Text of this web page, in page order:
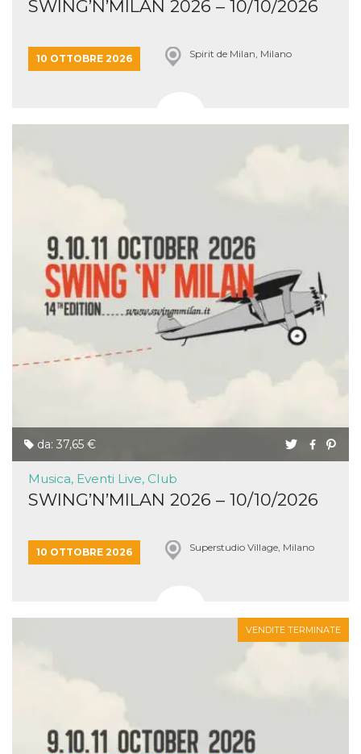
SWING’N’MILAN 2026 – 10/10/2026
10 OTTOBRE 2026 Spirit de Milan, Milano
da: 37,65 €
Musica, Eventi Live, Club
SWING’N’MILAN 2026 – 10/10/2026
10 OTTOBRE 2026 Superstudio Village, Milano
VENDITE TERMINATE